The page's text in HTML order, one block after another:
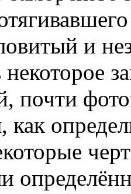
и
почти
как